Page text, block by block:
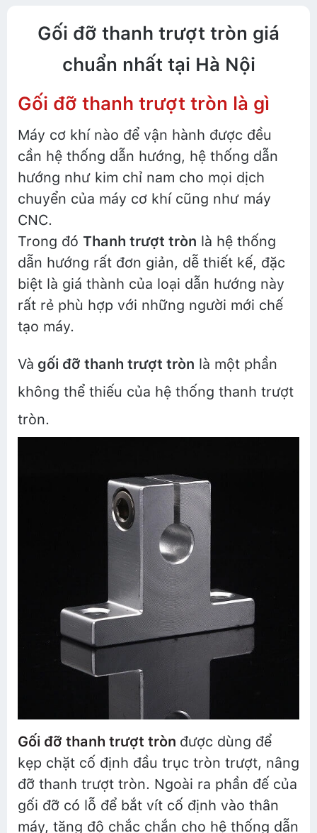
Gối đỡ thanh trượt tròn giá
chuẩn nhất tại Hà Nội
Gối đỡ thanh trượt tròn là gì
Máy cơ khí nào để vận hành được đều
cần hệ thống dẫn hướng, hệ thống dẫn
hướng như kim chỉ nam cho mọi dịch
chuyển của máy cơ khí cũng như máy
CNC.
Trong đó Thanh trượt tròn là hệ thống
dẫn hướng rất đơn giản, dễ thiết kế, đặc
biệt là giá thành của loại dẫn hướng này
rất rẻ phù hợp với những người mới chế
tạo máy.
Và gối đỡ thanh trượt tròn là một phần
không thể thiếu của hệ thống thanh trượt
tròn.
Gối đỡ thanh trượt tròn được dùng để
kẹp chặt cố định đầu trục tròn trượt, nâng
đỡ thanh trượt tròn. Ngoài ra phần đế của
gối đỡ có lỗ để bắt vít cố định vào thân
máy, tăng độ chắc chắn cho hệ thống dẫn